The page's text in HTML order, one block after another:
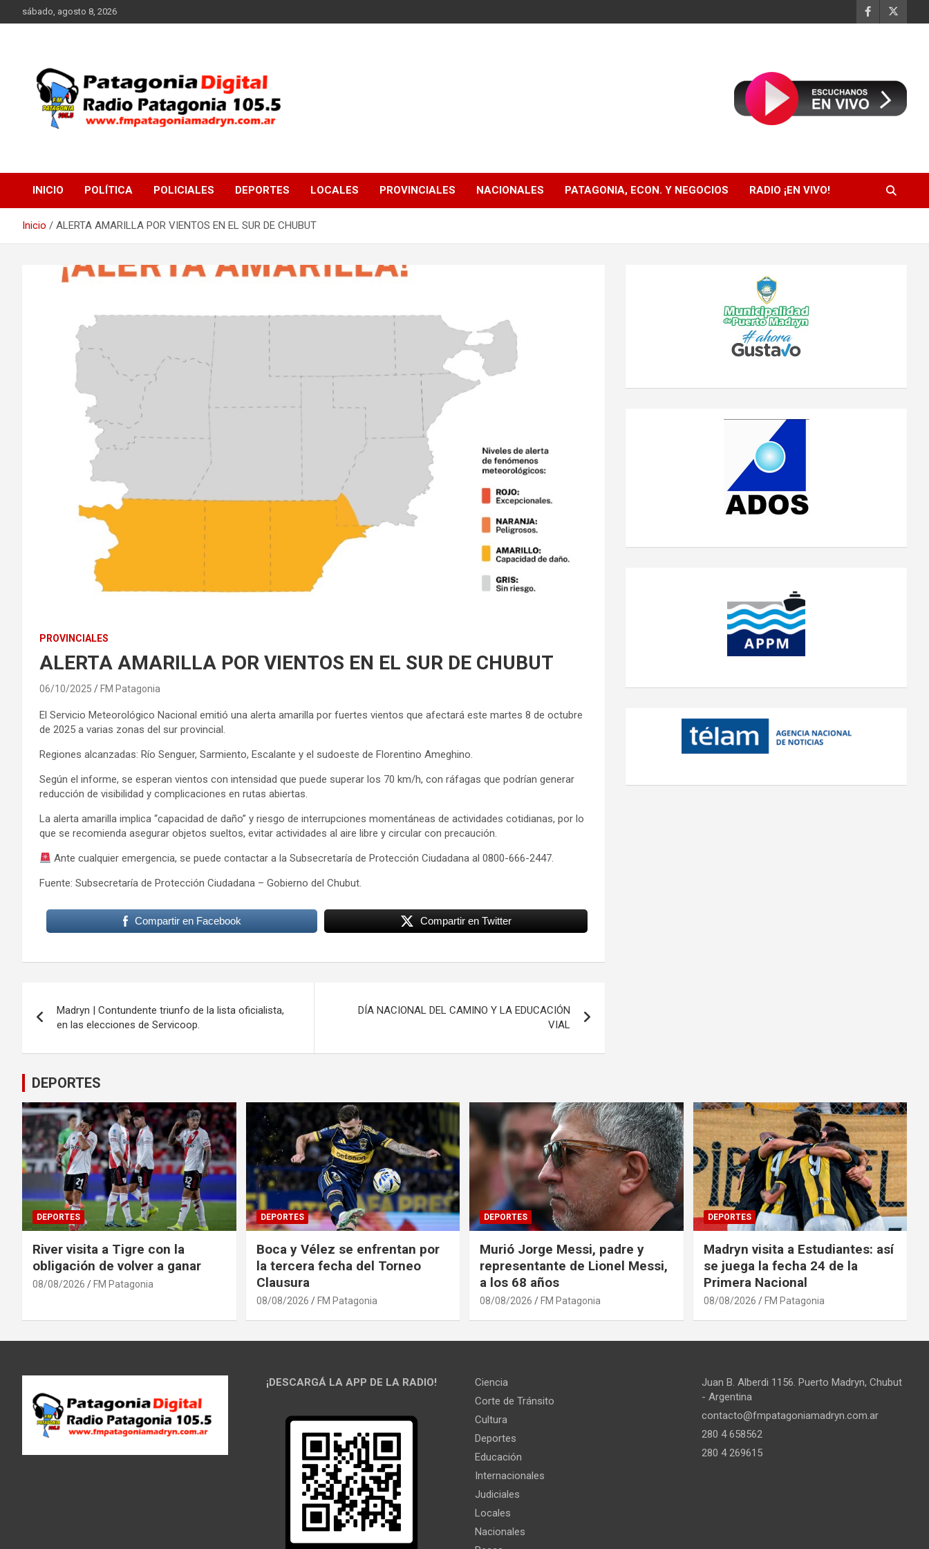
al
sábado, agosto 8, 2026
FM Patagonia Madryn
INICIO POLÍTICA POLICIALES DEPORTES LOCALES PROVINCIALES NACIONALES PATAGONIA, ECON. Y NEGOCIOS RADIO ¡EN VIVO!
Inicio ALERTA AMARILLA POR VIENTOS EN EL SUR DE CHUBUT
PROVINCIALES
ALERTA AMARILLA POR VIENTOS EN EL SUR DE CHUBUT
06/10/2025 FM Patagonia
El Servicio Meteorológico Nacional emitió una alerta amarilla por fuertes vientos que afectará este martes 8 de octubre
de 2025 a varias zonas del sur provincial.
Regiones alcanzadas: Río Senguer, Sarmiento, Escalante y el sudoeste de Florentino Ameghino.
Según el informe, se esperan vientos con intensidad que puede superar los 70 km/h, con ráfagas que podrían generar
reducción de visibilidad y complicaciones en rutas abiertas.
La alerta amarilla implica “capacidad de daño” y riesgo de interrupciones momentáneas de actividades cotidianas, por lo
que se recomienda asegurar objetos sueltos, evitar actividades al aire libre y circular con precaución.
Ante cualquier emergencia, se puede contactar a la Subsecretaría de Protección Ciudadana al 0800-666-2447.
Fuente: Subsecretaría de Protección Ciudadana – Gobierno del Chubut.
Compartir en Facebook Compartir en Twitter
de
entradas
Madryn | Contundente triunfo de la lista oficialista,
en las elecciones de Servicoop.
DÍA NACIONAL DEL CAMINO Y LA EDUCACIÓN
VIAL
DEPORTES
DEPORTES
River visita a Tigre con la
obligación de volver a ganar
08/08/2026 FM Patagonia
DEPORTES
Boca y Vélez se enfrentan por
la tercera fecha del Torneo
Clausura
08/08/2026 FM Patagonia
DEPORTES
Murió Jorge Messi, padre y
representante de Lionel Messi,
a los 68 años
08/08/2026 FM Patagonia
DEPORTES
Madryn visita a Estudiantes: así
se juega la fecha 24 de la
Primera Nacional
08/08/2026 FM Patagonia
¡DESCARGÁ LA APP DE LA RADIO!
Ciencia
Corte de Tránsito
Cultura
Deportes
Educación
Internacionales
Judiciales
Locales
Nacionales
Juan B. Alberdi 1156. Puerto Madryn, Chubut
- Argentina
contacto@fmpatagoniamadryn.com.ar
280 4 658562
280 4 269615